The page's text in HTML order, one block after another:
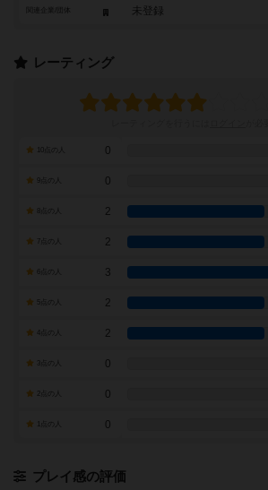
未登録
レーティング
0
0
2
7点の人 2
3
2
2
0
0
0
プレイ感の評価